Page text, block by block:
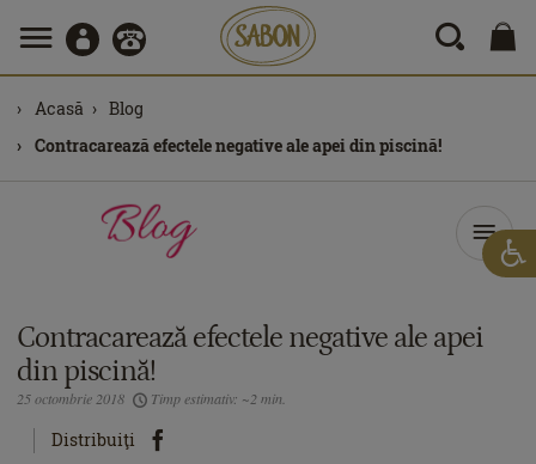
Acasă
Blog
Contracarează efectele negative ale apei din piscină!
Contracarează efectele negative ale apei
din piscină!
25 octombrie 2018 Timp estimativ: ~2 min.
Distribuiţi